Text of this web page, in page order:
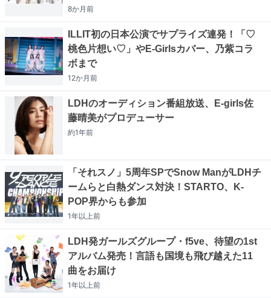
8か月前
ILLIT初の日本公演でサプライズ連発！「♡
桃色片想い♡」やE-Girlsカバー、乃紫コラ
ボまで
12か月前
LDHのオーディション番組放送、E-girls佐
藤晴美がプロデューサー
約1年前
「それスノ」5周年SPでSnow ManがLDHチ
ームらと白熱ダンス対決！STARTO、K-
POP界からも参加
1年以上前
LDH発ガールズグループ・f5ve、待望の1st
アルバム発売！言語も国境も飛び越えた11
曲をお届け
1年以上前